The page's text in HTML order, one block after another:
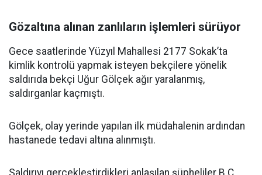
Gözaltına alınan zanlıların işlemleri sürüyor
Gece saatlerinde Yüzyıl Mahallesi 2177 Sokak’ta
kimlik kontrolü yapmak isteyen bekçilere yönelik
saldırıda bekçi Uğur Gölçek ağır yaralanmış,
saldırganlar kaçmıştı.
Gölçek, olay yerinde yapılan ilk müdahalenin ardından
hastanede tedavi altına alınmıştı.